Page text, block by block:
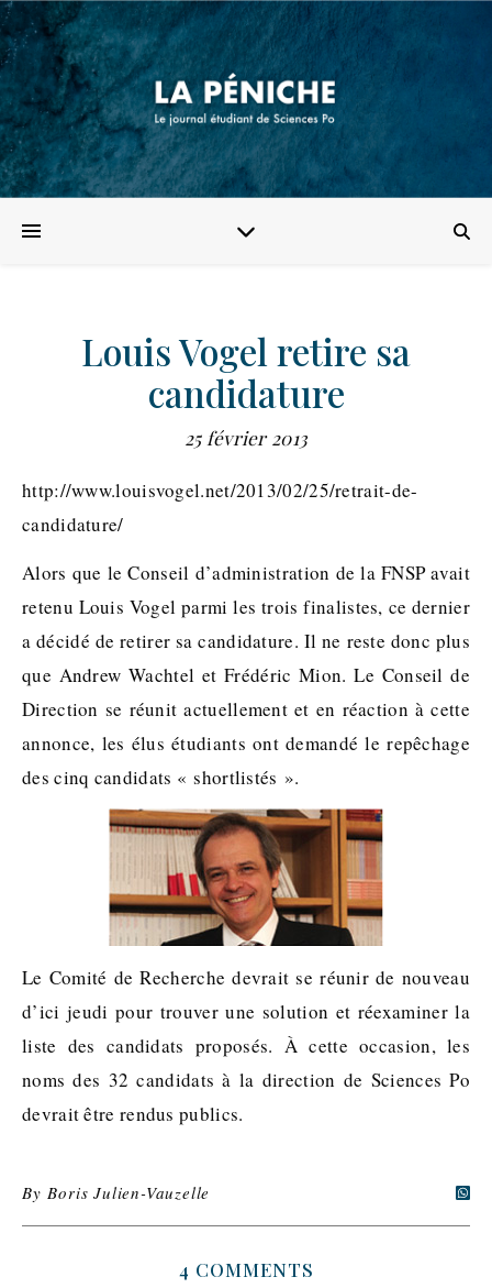
Louis Vogel retire sa
candidature
25 février 2013
http://www.louisvogel.net/2013/02/25/retrait-de-
candidature/
Alors que le Conseil d’administration de la FNSP avait
retenu Louis Vogel parmi les trois finalistes, ce dernier
a décidé de retirer sa candidature. Il ne reste donc plus
que Andrew Wachtel et Frédéric Mion. Le Conseil de
Direction se réunit actuellement et en réaction à cette
annonce, les élus étudiants ont demandé le repêchage
des cinq candidats « shortlistés ».
Le Comité de Recherche devrait se réunir de nouveau
d’ici jeudi pour trouver une solution et réexaminer la
liste des candidats proposés. À cette occasion, les
noms des 32 candidats à la direction de Sciences Po
devrait être rendus publics.
ByBoris Julien-Vauzelle
4 COMMENTS